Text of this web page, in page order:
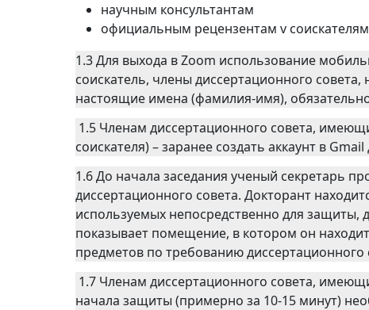
научным консультантам
официальным рецензентам v соискателям
1.3 Для выхода в Zoom использование
соискатель, члены диссертационного
настоящие имена (фамилия-имя),
1.5 Членам диссертационного совета,
соискателя) – заранее создать аккаунт в
1.6 До начала заседания ученый секретарь
диссертационного совета. Докторант
используемых непосредственно для защиты,
показывает помещение, в котором он
предметов по требованию
1.7 Членам диссертационного совета,
начала защиты (примерно за 10-15 минут)